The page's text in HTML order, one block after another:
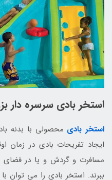
استخر بادی سرسره دار
استخر بادی محصولی با بدنه
ایجاد تفریحات بادی در زمان
مسافرت و گردش و یا در فضای
ببرند. استخر بادی را می توان